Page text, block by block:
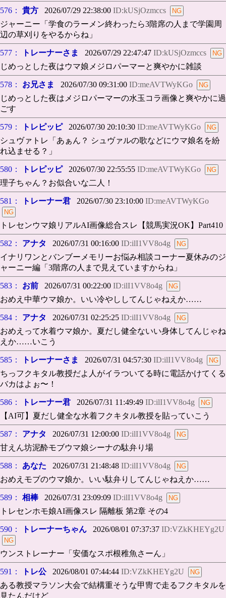
576： 貴方 2026/07/29 22:38:00 ID:kUSjOzmccs
ジャーニー「学食のラーメン終わったら3階席の人まで学園周
辺の草刈りをやるからね」
577： トレーナーさま 2026/07/29 22:47:47 ID:kUSjOzmccs
じめっとした夜はウマ娘メジロパーマーと爽やかに雑談
578： お兄さま 2026/07/30 09:31:00 ID:meAVTWyKGo
じめっとした夜はメジロパーマーの水玉コラ画像と爽やかに過
ごす
579： トレピッピ2026/07/30 20:10:30 ID:meAVTWyKGo
シュヴァトレ「あぁん？ シュヴァルの歌などにウマ娘名を紛
れ込ませる？」
580： トレピッピ2026/07/30 22:55:55 ID:meAVTWyKGo
理子ちゃん？お似合いな二人！
581： トレーナー君 2026/07/30 23:10:00 ID:meAVTWyKGo
トレセンウマ娘リアルAI画像総合スレ【競馬実況OK】Part410
582： アナタ 2026/07/31 00:16:00 ID:ilI1VV8o4g
イナリワンとバンブーメモリーお悩み相談コーナー夏休みのジ
ャーニー編「3階席の人まで見えていますからね」
583： お前 2026/07/31 00:22:00 ID:ilI1VV8o4g
おめえ中華ウマ娘か。いい冷やししてんじゃねえか……
584： アナタ 2026/07/31 02:25:25 ID:ilI1VV8o4g
おめえって水着ウマ娘か。夏だし健全ないい身体してんじゃね
えか……いこう
585： トレーナーさま 2026/07/31 04:57:30 ID:ilI1VV8o4g
ちっフクキタル教授だよ人がイラついてる時に電話かけてくる
バカはよぉ〜！
586： トレーナー君 2026/07/31 11:49:49 ID:ilI1VV8o4g
【AI可】夏だし健全な水着フクキタル教授を貼っていこう
587： アナタ 2026/07/31 12:00:00 ID:ilI1VV8o4g
甘えん坊泥酔モブウマ娘シーナの駄弁り場
588： あなた 2026/07/31 21:48:48 ID:ilI1VV8o4g
おめえモブのウマ娘か。いい駄弁りしてんじゃねえか……
589： 相棒2026/07/31 23:09:09 ID:ilI1VV8o4g
トレセンホモ娘AI画像スレ 隔離板 第2章 その4
590： トレーナーちゃん 2026/08/01 07:37:37 ID:VZkKHEYg2U
ウンストレーナー「安価なスポ根稚魚さーん」
591： トレ公2026/08/01 07:44:44 ID:VZkKHEYg2U
ある教授マラソン大会で結構重そうな甲冑で走るフクキタルを
見たんだけど